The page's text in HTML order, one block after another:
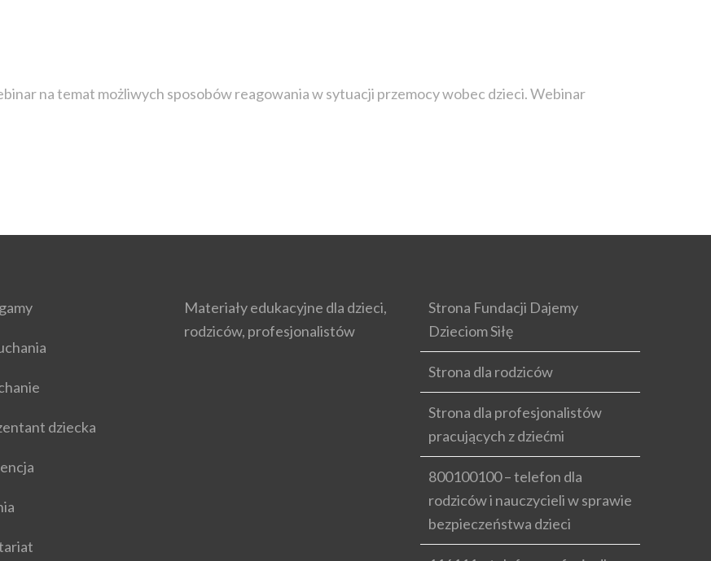
na temat możliwych sposobów reagowania w sytuacji przemocy wobec dzieci. Webinar
dziecka
Materiały edukacyjne dla dzieci,
rodziców, profesjonalistów
Strona Fundacji Dajemy
Dzieciom Siłę
Strona dla rodziców
Strona dla profesjonalistów
pracujących z dziećmi
800100100 – telefon dla
rodziców i nauczycieli w sprawie
bezpieczeństwa dzieci